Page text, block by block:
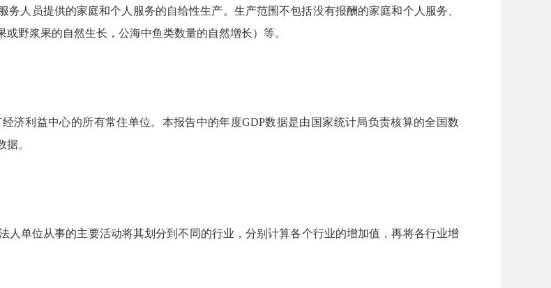
人员提供的家庭和个人服务的自给性生产。生产范围不包括没有报酬的家庭和个人服务、
野浆果的自然生长，公海中鱼类数量的自然增长）等。
利益中心的所有常住单位。本报告中的年度GDP数据是由国家统计局负责核算的全国数
。
单位从事的主要活动将其划分到不同的行业，分别计算各个行业的增加值，再将各行业增